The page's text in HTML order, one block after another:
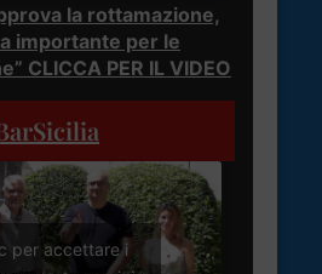
la rottamazione,
importante per le
CLICCA PER IL VIDEO
per accettare i